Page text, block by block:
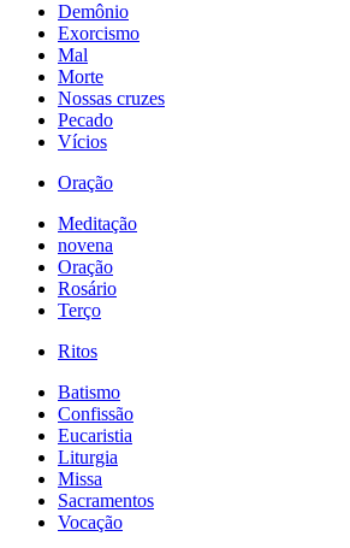
Demônio
Exorcismo
Mal
Morte
Nossas cruzes
Pecado
Vícios
Oração
Meditação
novena
Oração
Rosário
Terço
Ritos
Batismo
Confissão
Eucaristia
Liturgia
Missa
Sacramentos
Vocação